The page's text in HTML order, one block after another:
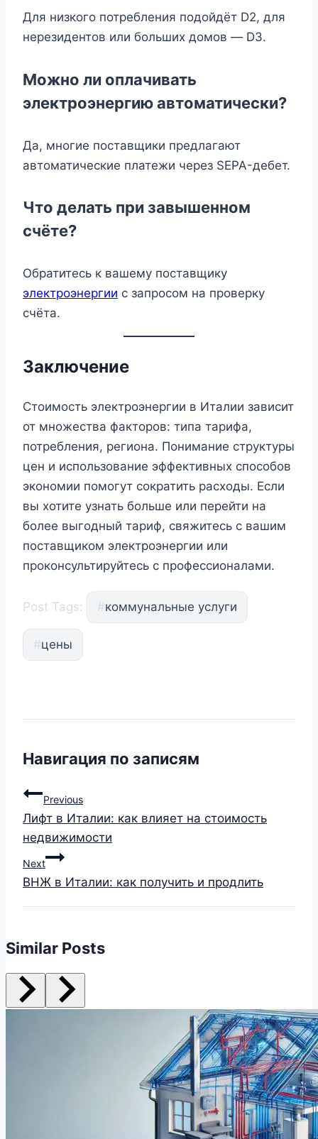
Для низкого потребления подойдёт D2, для
нерезидентов или больших домов — D3.
Можно ли оплачивать
электроэнергию автоматически?
Да, многие поставщики предлагают
автоматические платежи через SEPA-дебет.
Что делать при завышенном
счёте?
Обратитесь к вашему поставщику
электроэнергии с запросом на проверку
счёта.
Заключение
Стоимость электроэнергии в Италии зависит
от множества факторов: типа тарифа,
потребления, региона. Понимание структуры
цен и использование эффективных способов
экономии помогут сократить расходы. Если
вы хотите узнать больше или перейти на
более выгодный тариф, свяжитесь с вашим
поставщиком электроэнергии или
проконсультируйтесь с профессионалами.
Post Tags: #коммунальные услуги
#цены
Навигация по записям
Previous
Лифт в Италии: как влияет на стоимость
недвижимости
Next
ВНЖ в Италии: как получить и продлить
Similar Posts